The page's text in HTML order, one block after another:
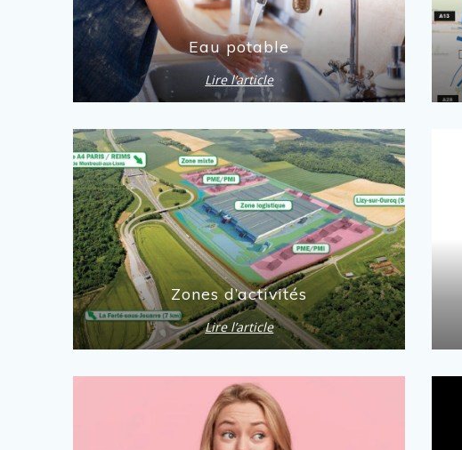
Eau potable
Lire l’article
Zones d’activités
Lire l’article